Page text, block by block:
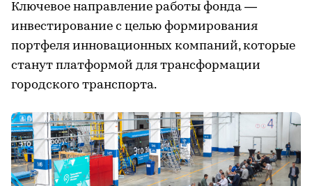
Ключевое направление работы фонда —
инвестирование с целью формирования
портфеля инновационных компаний, которые
станут платформой для трансформации
городского транспорта.